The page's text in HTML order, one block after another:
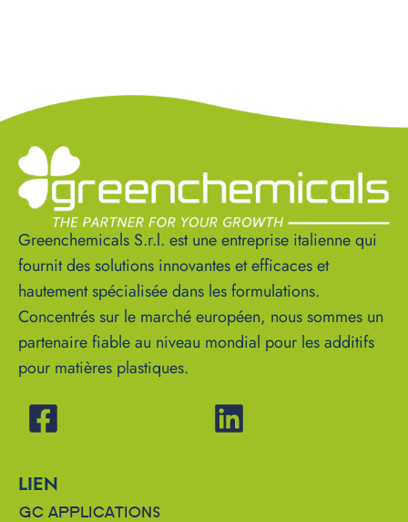
Greenchemicals S.r.l. est une entreprise italienne qui
fournit des solutions innovantes et efficaces et
hautement spécialisée dans les formulations.
Concentrés sur le marché européen, nous sommes un
partenaire fiable au niveau mondial pour les additifs
pour matières plastiques.
LIEN
GC APPLICATIONS